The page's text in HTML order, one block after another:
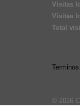
Visitas
Visitas
Total
© 2026